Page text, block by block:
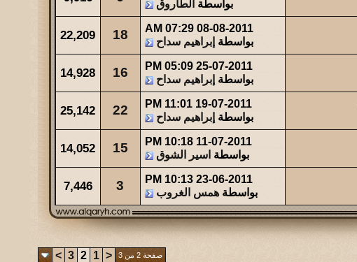
بواسطة الطاروق
08-08-2011
07:29 AM
بواسطة إبراهيم سداح 18
22,209
25-07-2011
05:09 PM
بواسطة إبراهيم سداح 16
14,928
19-07-2011
11:01 PM
بواسطة إبراهيم سداح 22
25,142
11-07-2011
10:18 PM
بواسطة اسير الشوق 15
14,052
23-06-2011
10:13 PM
بواسطةهمس الغروب 3
7,446
صفحة 2 من 3 <
1
2
3
>